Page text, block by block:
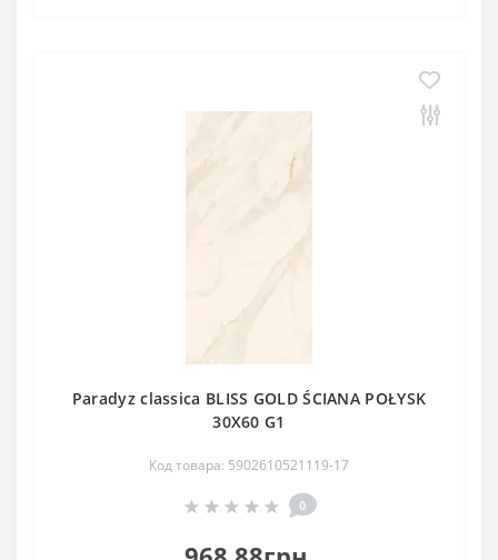
Paradyz classica BLISS GOLD ŚCIANA POŁYSK
30X60 G1
Код товара: 5902610521119-17
0